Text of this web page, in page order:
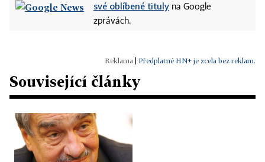
své oblíbené tituly na Google
zprávách.
Předplatné HN+ je zcela bez reklam.
Související články